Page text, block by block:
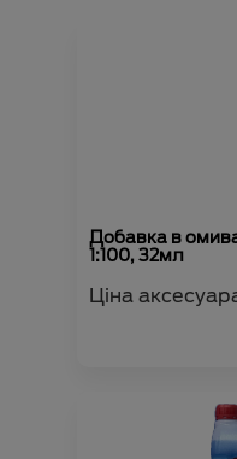
Добавка в
1:100, 32мл
Ціна